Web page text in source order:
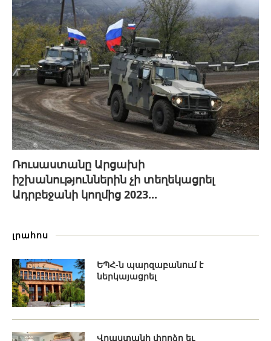
Ռուսաստանը Արցախի
իշխանություններին չի տեղեկացրել
Ադրբեջանի կողմից 2023...
լրահոս
ԵՊՀ-ն պարզաբանում է
ներկայացրել
Վրաստանի փորձը եւ